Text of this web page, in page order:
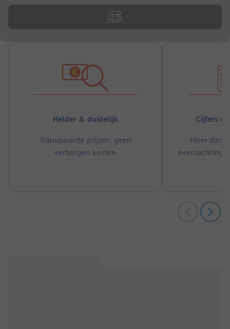
Helder & duidelijk
Transparante prijzen, geen
verborgen kosten
Cijfers
Meer dan